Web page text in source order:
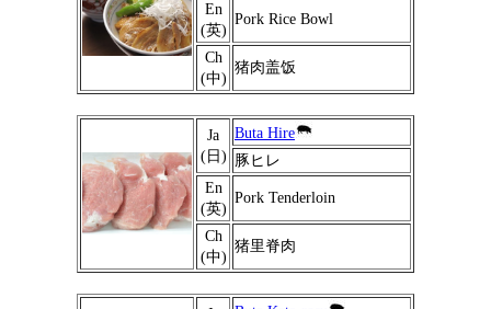
En
(英)
Pork Rice Bowl
Ch
(中)
猪肉盖饭
Ja
(日)
Buta Hire
豚ヒレ
En
(英)
Pork Tenderloin
Ch
(中)
猪里脊肉